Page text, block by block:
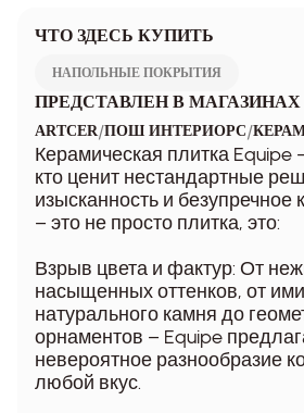
ЧТО ЗДЕСЬ КУПИТЬ
НАПОЛЬНЫЕ ПОКРЫТИЯ
ПРЕДСТАВЛЕН В МАГАЗИНАХ
ARTCER/ПОШ ИНТЕРИОРС/
Керамическая плитка Equipe
кто ценит нестандартные
изысканность и безупречное
– это не просто плитка, это:
Взрыв цвета и фактур: От
насыщенных оттенков, от
натурального камня до
орнаментов – Equipe
невероятное разнообразие
любой вкус.